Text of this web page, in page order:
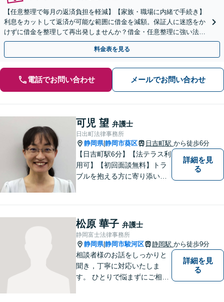
【任意整理で毎月の返済負担を軽減】【家族・職場に内緒で手続き】
利息をカットして返済が可能な範囲に借金を減額。保証人に迷惑をか
けずに借金を整理して再出発しませんか？借金・任意整理に強い法律
事務所【実績5,000件以上】【財産を残して借金整理】
料金表を見る
電話でお問い合わせ メールでお問い合わせ
可児 望 弁護士
日出町法律事務所
静岡県|静岡市葵区 日吉町駅 から徒歩6分
【日吉町駅6分】【法テラス利
用可】【初回面談無料】トラ
ブルを抱える方に寄り添い、
詳細を見
る
松原 華子 弁護士
静岡富士法律事務所
静岡県|静岡市駿河区 静岡駅 から徒歩9分
相談者様のお話をしっかりと
聞き，丁寧に対応いたしま
す。 ひとりで悩まずにご相談
詳細を見
る